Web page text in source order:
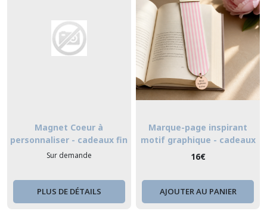
Magnet Coeur à
personnaliser - cadeaux fin
d'année scolaire
Sur demande
PLUS DE DÉTAILS
Marque-page inspirant
motif graphique - cadeaux
fin d'année scolaire
16€
AJOUTER AU PANIER